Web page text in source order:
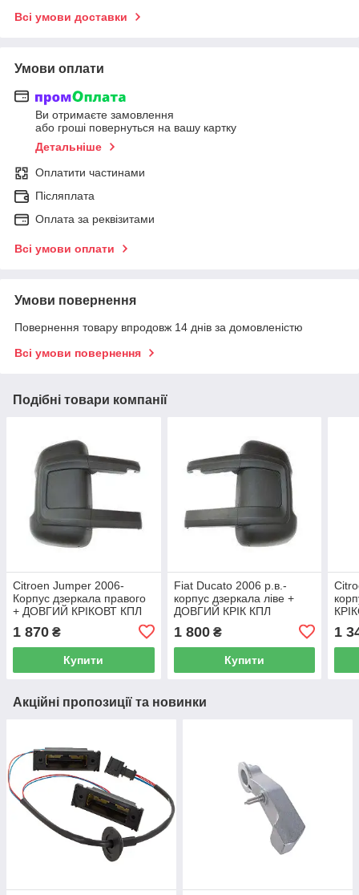
Всі умови доставки
Умови оплати
Ви отримаєте замовлення
або гроші повернуться на вашу картку
Детальніше
Оплатити частинами
Післяплата
Оплата за реквізитами
Всі умови оплати
Умови повернення
Повернення товару впродовж 14 днів за домовленістю
Всі умови повернення
Подібні товари компанії
Citroen Jumper 2006-
Корпус дзеркала правого
+ ДОВГИЙ КРІКОВТ КПЛ
1 870 ₴
Купити
Fiat Ducato 2006 р.в.-
корпус дзеркала ліве +
ДОВГИЙ КРІК КПЛ
1 800₴
Купити
1
Акційні пропозиції та новинки